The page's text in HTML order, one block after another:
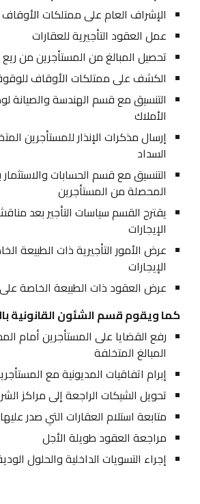
الإشراف العام على ممتلكات الأوقاف
عمل العقود التأجيرية للعقارات
تحصيل المبالغ من المستأجرين من
الكشف على ممتلكات الأوقاف
التنسيق مع قسم الهندسة والصيانة
الأملاك
إرسال مذكرات الإنذار للمستأجرين
السداد
التنسيق مع قسم الحسابات والاستثمار
المحصلة من المستأجرين
يقترح القسم سياسات التأجير بعد
الإيجارات
عرض الأمور التأجيرية ذات الطبيعة
الإيجارات
عرض العقود ذات الطبيعة الخاصة
كما ويقوم قسم الشئون القانونية
رفع القضايا على المستأجرين أمام
المبالغ المتخلفة
إبرام اتفاقيات المديونية مع
تحويل الشيكات الراجعة إلى مراكز
متابعة استلام العقارات التي صدر
مراجعة العقود طويلة الأجل
إجراء التسويات الداخلية والحلول